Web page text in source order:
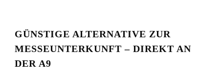
GÜNSTIGE ALTERNATIVE ZUR
MESSEUNTERKUNFT – DIREKT AN
DER A9